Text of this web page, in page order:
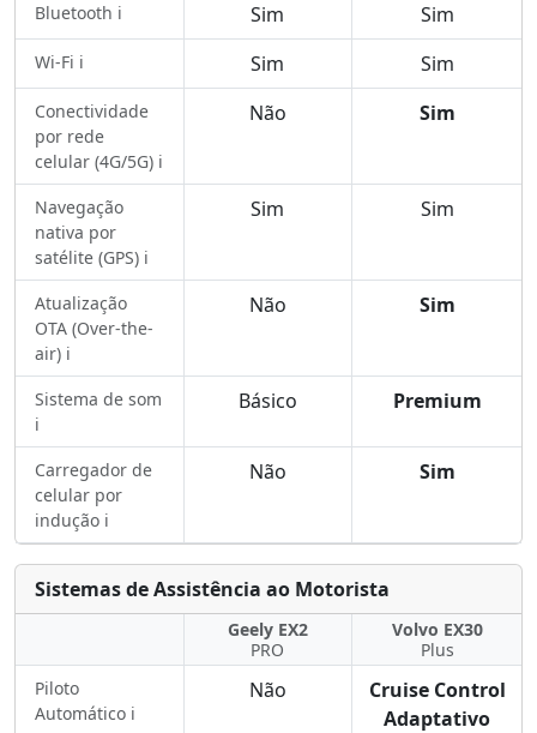
Bluetooth ℹ️ Sim Sim
Wi-Fi ℹ️ Sim Sim
Conectividade
por rede
celular (4G/5G) ℹ️
Não Sim
Navegação
nativa por
satélite (GPS) ℹ️
Sim Sim
Atualização
OTA (Over-the-
air) ℹ️
Não Sim
Sistema de som
ℹ️
Básico Premium
Carregador de
celular por
indução ℹ️
Não Sim
Sistemas de Assistência ao Motorista
Geely EX2
PRO
Volvo EX30
Plus
Piloto
Automático ℹ️
Não
Cruise Control
Adaptativo